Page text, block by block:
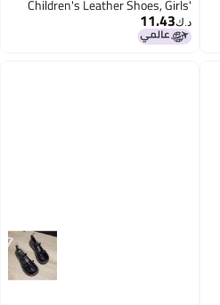
Children's Leather Shoes, Girls'
Chinese Style Hanfu Shoes, Horse
Face Skirt Embroidered Flower
د.ك‏11.43